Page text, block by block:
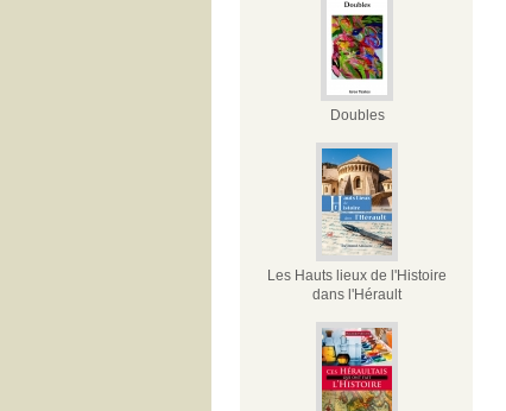
Doubles
Les Hauts lieux de l'Histoire
dans l'Hérault